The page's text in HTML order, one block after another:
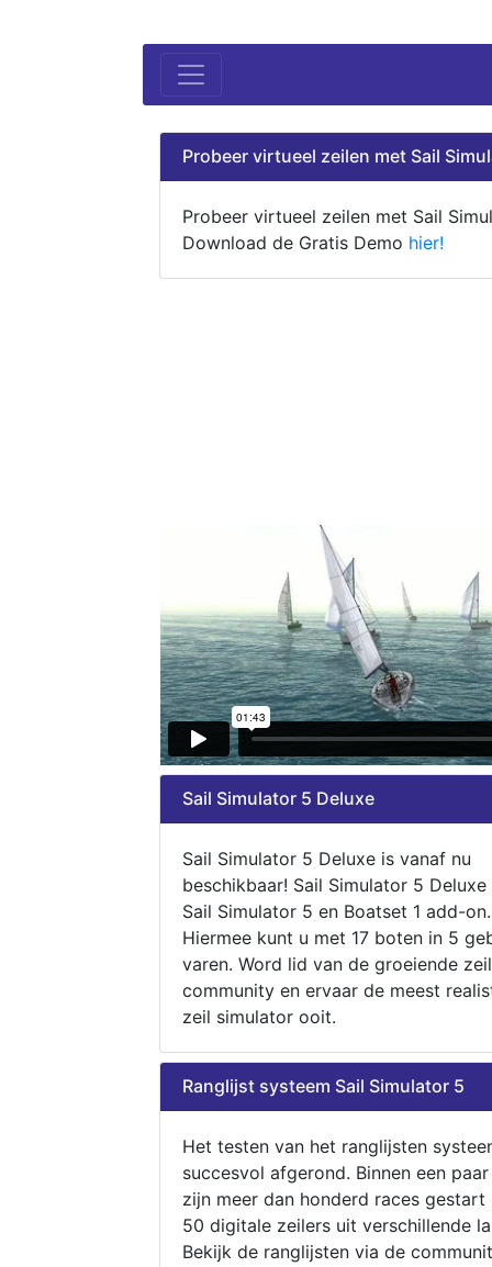
Probeer virtueel zeilen met Sail
Probeer virtueel zeilen met Sail
Download de Gratis Demo hier!
Sail Simulator 5 Deluxe
Sail Simulator 5 Deluxe is vanaf nu
beschikbaar! Sail Simulator 5
Sail Simulator 5 en Boatset 1 add-on.
Hiermee kunt u met 17 boten in 5
varen. Word lid van de groeiende zeil
community en ervaar de meest
zeil simulator ooit.
Ranglijst systeem Sail Simulator 5
Het testen van het ranglijsten
succesvol afgerond. Binnen een
zijn meer dan honderd races gestart
50 digitale zeilers uit verschillende
Bekijk de ranglijsten via de